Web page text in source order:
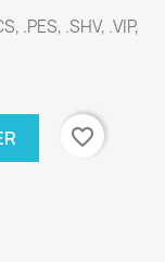
.PES, .SHV, .VIP,
favorite_border